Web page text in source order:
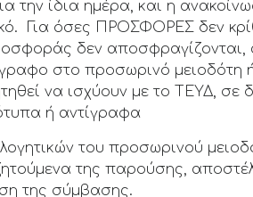
την ίδια ημέρα, και η
Για όσες ΠΡΟΣΦΟΡΕΣ δεν
δεν
στο προσωρινό μειοδότη
να ισχύουν με το ΤΕΥΔ, σε
ή αντίγραφα
του προσωρινού
της παρούσης,
της σύμβασης.